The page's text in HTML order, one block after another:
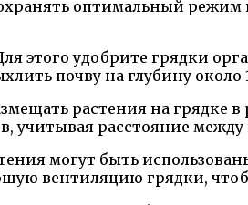
оптимальный
этого удобрите грядки
почву на глубину около
растения на грядке
учитывая расстояние
могут быть
вентиляцию грядки,